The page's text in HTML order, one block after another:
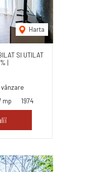
Harta
SI UTILAT
|
mp 1974